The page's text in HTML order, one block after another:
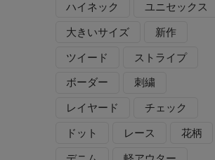
ハイネック
ユニセックス
大きいサイズ
新作
ツイード
ストライプ
ボーダー
刺繍
レイヤード
チェック
ドット
レース
花柄